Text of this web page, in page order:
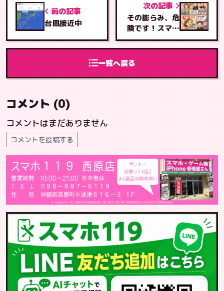
前の記事
台風接近中
一覧へ戻る
次の記事
その膨らみ、危
険です！スマホ
のバッテリー膨
張のサイン｜西
コメント (0)
コメントはまだありません
コメントを投稿する